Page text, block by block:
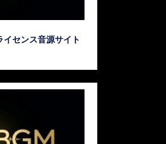
イセンス音源サイト